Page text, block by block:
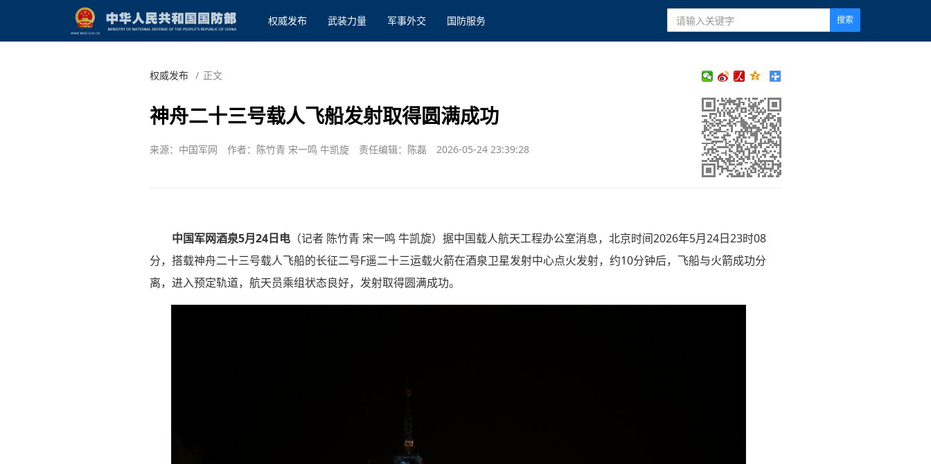
权威发布 武装力量 军事外交 国防服务 搜索
权威发布 / 正文
神舟二十三号载人飞船发射取得圆满成功
来源：中国军网 作者：陈竹青 宋一鸣 牛凯旋 责任编辑：陈磊 2026-05-24 23:39:28
中国军网酒泉5月24日电（记者 陈竹青 宋一鸣 牛凯旋）据中国载人航天工程办公室消息，北京时间2026年5月24日23时08
分，搭载神舟二十三号载人飞船的长征二号F遥二十三运载火箭在酒泉卫星发射中心点火发射，约10分钟后，飞船与火箭成功分
离，进入预定轨道，航天员乘组状态良好，发射取得圆满成功。